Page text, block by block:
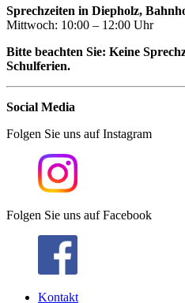
Sprechzeiten in Diepholz,
Mittwoch: 10:00 – 12:00 Uhr
Bitte beachten Sie: Keine
Schulferien.
Social Media
Folgen Sie uns auf Instagram
Folgen Sie uns auf Facebook
Kontakt